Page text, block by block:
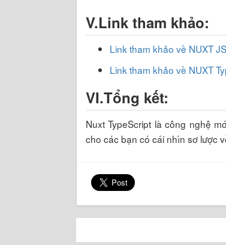
V.Link tham khảo:
Link tham khảo về NUXT JS
Link tham khảo về NUXT
VI.Tổng kết:
Nuxt TypeScript là công nghệ
cho các bạn có cái nhìn sơ lược